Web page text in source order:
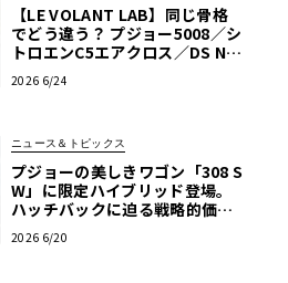
【LE VOLANT LAB】同じ骨格
でどう違う？ プジョー5008／シ
トロエンC5エアクロス／DS Nº4
2026 6/24
ニュース＆トピックス
プジョーの美しきワゴン「308 S
W」に限定ハイブリッド登場。
ハッチバックに迫る戦略的価格
2026 6/20